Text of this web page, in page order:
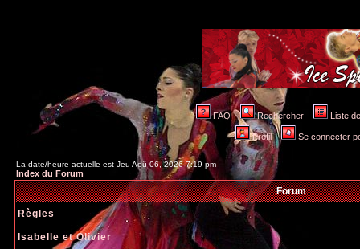
FAQ Rechercher Liste
Profil Se connecter
La date/heure actuelle est Jeu Aoû 06, 2026 7:19 pm
Index du Forum
Forum
Règles
Isabelle et Olivier